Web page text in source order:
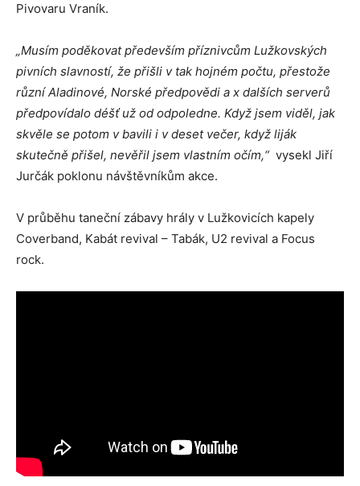
Pivovaru Vraník.
„Musím poděkovat především příznivcům Lužkovských
pivních slavností, že přišli v tak hojném počtu, přestože
různí Aladinové, Norské předpovědi a x dalších serverů
předpovídalo déšť už od odpoledne. Když jsem viděl, jak
skvěle se potom v bavili i v deset večer, když liják
skutečně přišel, nevěřil jsem vlastním očím,“vysekl Jiří
Jurčák poklonu návštěvníkům akce.
V průběhu taneční zábavy hrály v Lužkovicích kapely
Coverband, Kabát revival – Tabák, U2 revival a Focus
rock.